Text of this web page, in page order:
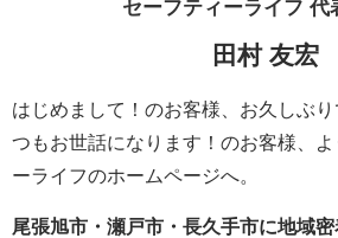
セーフティーライフ 代
田村 友宏
はじめまして！のお客様、お久しぶ
つもお世話になります！のお客様、
ーライフのホームページへ。
尾張旭市・瀬戸市・長久手市に地域